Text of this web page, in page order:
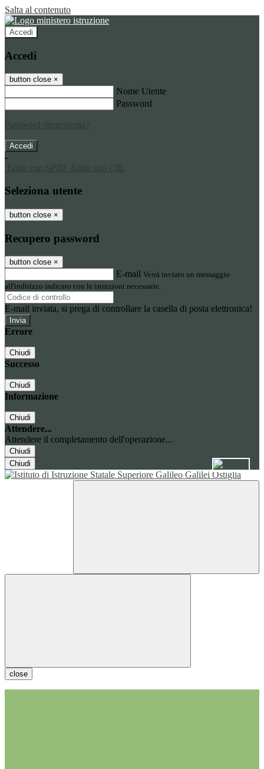
Salta al contenuto
Accedi
Accedi
button close ×
Nome Utente
Password
Password dimenticata?
-
Entra con SPID
Entra con CIE
Seleziona utente
button close ×
Recupero password
button close ×
E-mail Verrà inviato un messaggio
all'indirizzo indicato con le istruzioni necessarie.
E-mail inviata, si prega di controllare la casella di posta elettronica!
Errore
Chiudi
Successo
Chiudi
Informazione
Chiudi
Attendere...
Attendere il completamento dell'operazione...
Chiudi
Chiudi
close